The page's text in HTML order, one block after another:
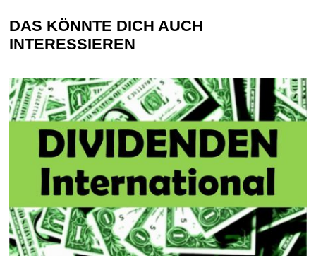
DAS KÖNNTE DICH AUCH
INTERESSIEREN